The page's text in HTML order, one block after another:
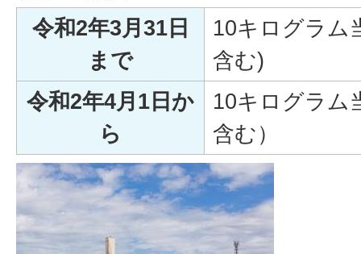
令和2年3月31日
まで
10キログラム
含む)
令和2年4月1日か
ら
10キログラム
含む）